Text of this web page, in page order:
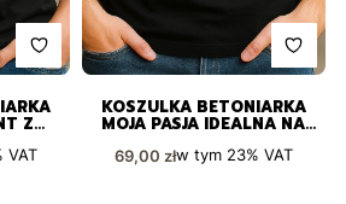
Z
VAT
KOSZULKA BETONIARKA
MOJA PASJA IDEALNA NA
Cena brutto
69,00 złw tym 23% VAT